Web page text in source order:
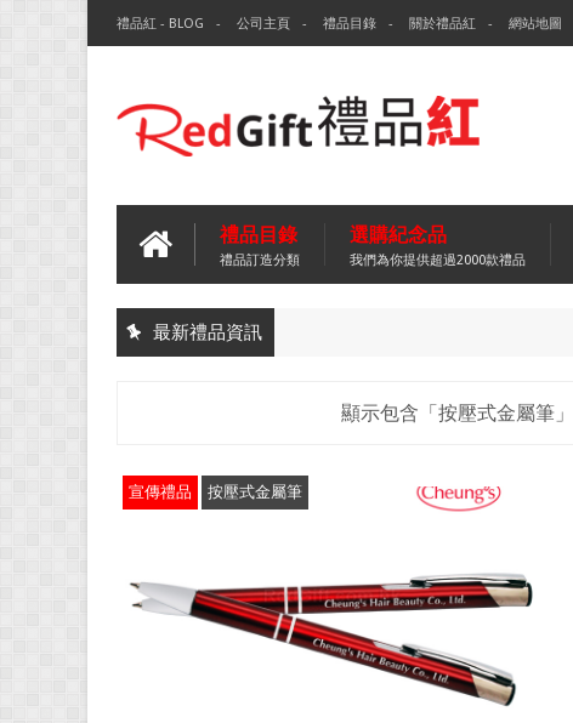
禮品紅 - BLOG 公司主頁 禮品目錄 關於禮品紅 網站地圖
禮品目錄
禮品訂造分類
選購紀念品
我們為你提供超過2000款禮品
最新禮品資訊
顯示包含「按壓式金屬筆」
宣傳禮品 按壓式金屬筆